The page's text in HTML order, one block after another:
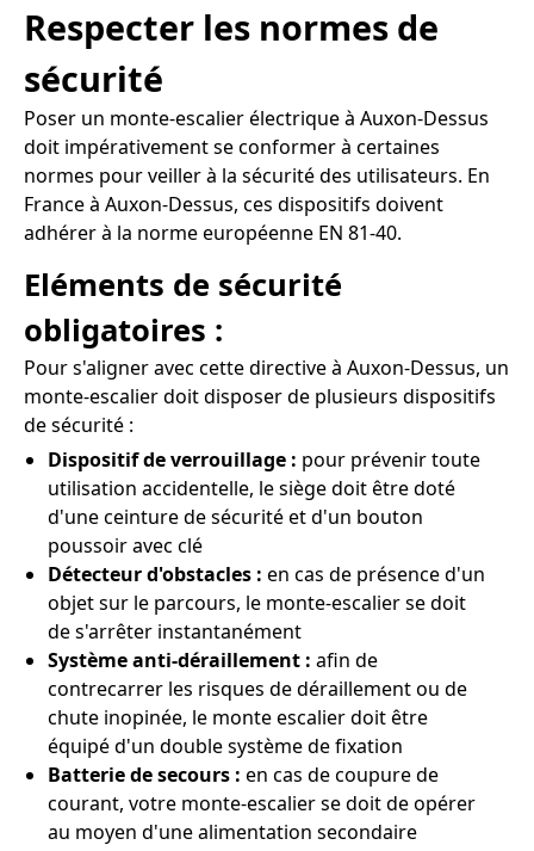
Respecter les normes de
sécurité
Poser un monte-escalier électrique à Auxon-Dessus
doit impérativement se conformer à certaines
normes pour veiller à la sécurité des utilisateurs. En
France à Auxon-Dessus, ces dispositifs doivent
adhérer à la norme européenne EN 81-40.
Eléments de sécurité
obligatoires :
Pour s'aligner avec cette directive à Auxon-Dessus, un
monte-escalier doit disposer de plusieurs dispositifs
de sécurité :
Dispositif de verrouillage : pour prévenir toute
utilisation accidentelle, le siège doit être doté
d'une ceinture de sécurité et d'un bouton
poussoir avec clé
Détecteur d'obstacles : en cas de présence d'un
objet sur le parcours, le monte-escalier se doit
de s'arrêter instantanément
Système anti-déraillement : afin de
contrecarrer les risques de déraillement ou de
chute inopinée, le monte escalier doit être
équipé d'un double système de fixation
Batterie de secours : en cas de coupure de
courant, votre monte-escalier se doit de opérer
au moyen d'une alimentation secondaire